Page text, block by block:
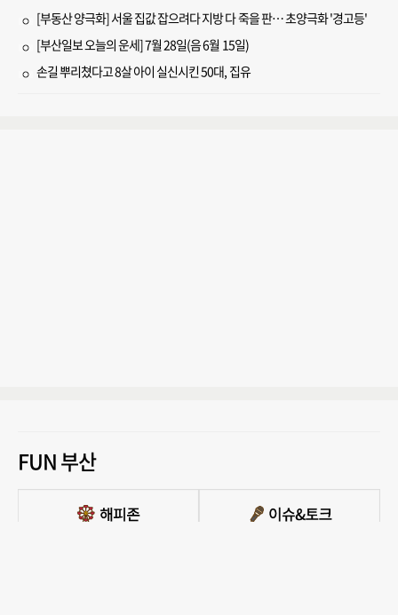
[부동산 양극화] 서울 집값 잡으려다 지방 다 죽을 판… 초양극화 '경고등'
[부산일보 오늘의 운세] 7월 28일(음 6월 15일)
손길 뿌리쳤다고 8살 아이 실신시킨 50대, 집유
FUN 부산